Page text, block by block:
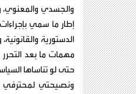
والجسدي والمعنوي،
إطار ما سمي
الدستورية
مهمات ما بعد
حتى لو تناساها